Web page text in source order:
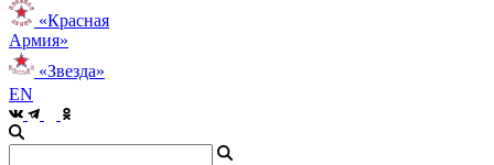
«Красная
Армия»
«Звезда»
EN